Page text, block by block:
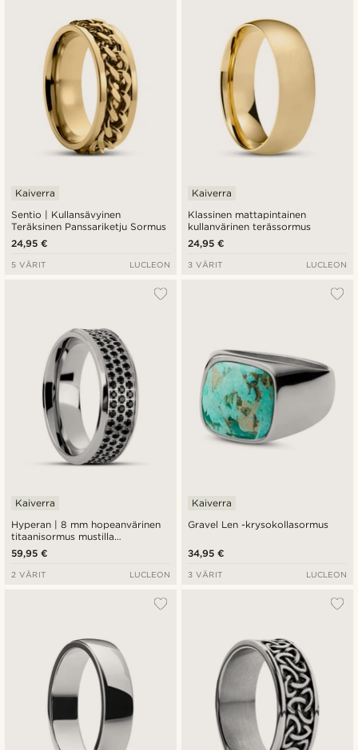
Sentio | Kullansävyinen
Teräksinen Panssariketju Sormus
Kaiverra
24,95 €
5 VÄRIT LUCLEON
Klassinen mattapintainen
kullanvärinen terässormus
Kaiverra
24,95 €
3 VÄRIT LUCLEON
Hyperan | 8 mm hopeanvärinen
titaanisormus mustilla
zirkoniakivillä
Kaiverra
59,95 €
2 VÄRIT LUCLEON
Gravel Len -krysokollasormus
Kaiverra
34,95 €
3 VÄRIT LUCLEON